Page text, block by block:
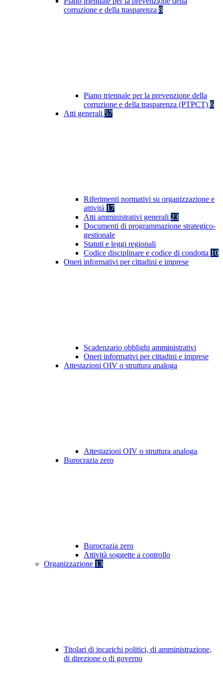
corruzione e della trasparenza 8
Piano triennale per la prevenzione della
corruzione e della trasparenza (PTPCT) 6
Atti generali 57
Riferimenti normativi su organizzazione e
attività 17
Atti amministrativi generali 23
Documenti di programmazione strategico-
gestionale
Statuti e leggi regionali
Codice disciplinare e codice di condotta 10
Oneri informativi per cittadini e imprese
Scadenzario obblighi amministrativi
Oneri informativi per cittadini e imprese
Attestazioni OIV o struttura analoga
Attestazioni OIV o struttura analoga
Burocrazia zero
Burocrazia zero
Attività soggette a controllo
Organizzazione 13
Titolari di incarichi politici, di amministrazione,
di direzione o di governo